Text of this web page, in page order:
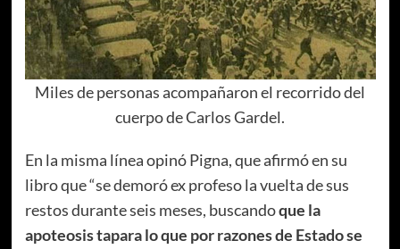
Miles de personas acompañaron el recorrido del
cuerpo de Carlos Gardel.
En la misma línea opinó Pigna, que afirmó en su
libro que “se demoró ex profeso la vuelta de sus
restos durante seis meses, buscandoque la
apoteosis tapara lo que por razones de Estado se